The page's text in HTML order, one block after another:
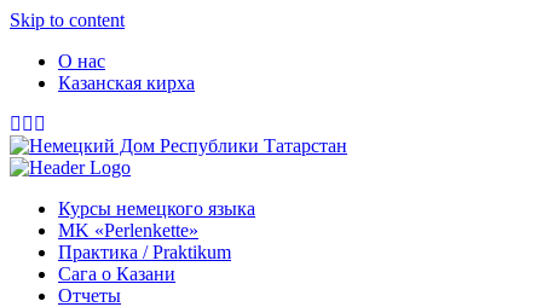
Skip to content
О нас
Казанская кирха
Курсы немецкого языка
МK «Perlenkette»
Практика / Praktikum
Сага о Казани
Отчеты